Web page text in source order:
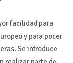
facilidad para
y para poder
Se introduce